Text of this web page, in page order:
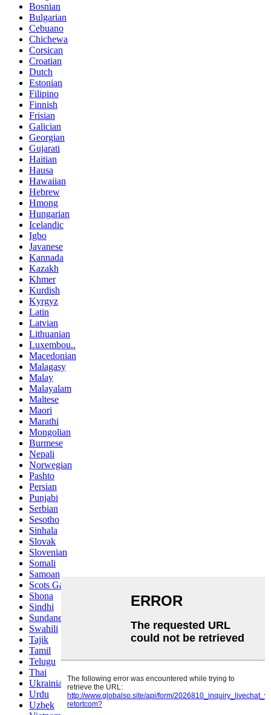
Bosnian
Bulgarian
Cebuano
Chichewa
Corsican
Croatian
Dutch
Estonian
Filipino
Finnish
Frisian
Galician
Georgian
Gujarati
Haitian
Hausa
Hawaiian
Hebrew
Hmong
Hungarian
Icelandic
Igbo
Javanese
Kannada
Kazakh
Khmer
Kurdish
Kyrgyz
Latin
Latvian
Lithuanian
Luxembou..
Macedonian
Malagasy
Malay
Malayalam
Maltese
Maori
Marathi
Mongolian
Burmese
Nepali
Norwegian
Pashto
Persian
Punjabi
Serbian
Sesotho
Sinhala
Slovak
Slovenian
Somali
Samoan
Scots Gaelic
Shona
Sindhi
Sundanese
Swahili
Tajik
Tamil
Telugu
Thai
Ukrainian
Urdu
Uzbek